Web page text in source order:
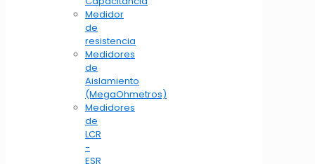
Medidor
de
resistencia
Medidores
de
Aislamiento
(MegaOhmetros)
Medidores
de
LCR
-
ESR